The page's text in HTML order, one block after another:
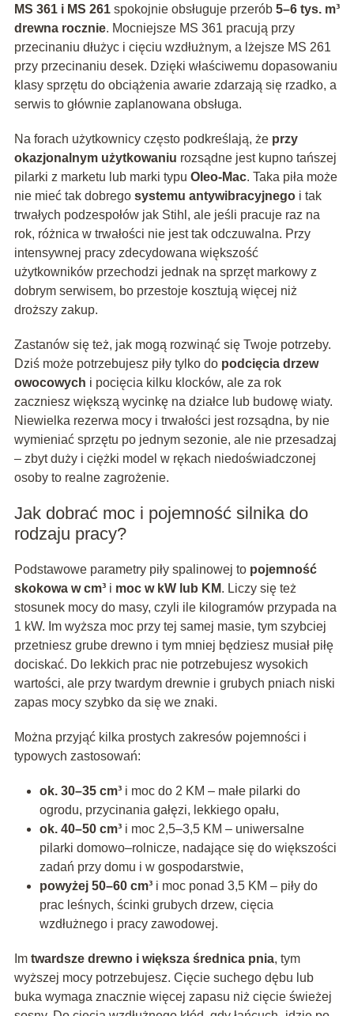
MS 361 i MS 261spokojnie obsługuje przerób 5–6 tys. m³
drewna rocznie. Mocniejsze MS 361 pracują przy
przecinaniu dłużyc i cięciu wzdłużnym, a lżejsze MS 261
przy przecinaniu desek. Dzięki właściwemu dopasowaniu
klasy sprzętu do obciążenia awarie zdarzają się rzadko, a
serwis to głównie zaplanowana obsługa.
Na forach użytkownicy często podkreślają, że przy
okazjonalnym użytkowaniu rozsądne jest kupno tańszej
pilarki z marketu lub marki typu Oleo-Mac. Taka piła może
nie mieć tak dobrego systemu antywibracyjnegoi tak
trwałych podzespołów jak Stihl, ale jeśli pracuje raz na
rok, różnica w trwałości nie jest tak odczuwalna. Przy
intensywnej pracy zdecydowana większość
użytkowników przechodzi jednak na sprzęt markowy z
dobrym serwisem, bo przestoje kosztują więcej niż
droższy zakup.
Zastanów się też, jak mogą rozwinąć się Twoje potrzeby.
Dziś może potrzebujesz piły tylko do podcięcia drzew
owocowych i pocięcia kilku klocków, ale za rok
zaczniesz większą wycinkę na działce lub budowę wiaty.
Niewielka rezerwa mocy i trwałości jest rozsądna, by nie
wymieniać sprzętu po jednym sezonie, ale nie przesadzaj
– zbyt duży i ciężki model w rękach niedoświadczonej
osoby to realne zagrożenie.
Jak dobrać moc i pojemność silnika do
rodzaju pracy?
Podstawowe parametry piły spalinowej to pojemność
skokowa w cm³i moc w kW lub KM. Liczy się też
stosunek mocy do masy, czyli ile kilogramów przypada na
1 kW. Im wyższa moc przy tej samej masie, tym szybciej
przetniesz grube drewno i tym mniej będziesz musiał piłę
dociskać. Do lekkich prac nie potrzebujesz wysokich
wartości, ale przy twardym drewnie i grubych pniach niski
zapas mocy szybko da się we znaki.
Można przyjąć kilka prostych zakresów pojemności i
typowych zastosowań:
ok. 30–35 cm³i moc do 2 KM – małe pilarki do
ogrodu, przycinania gałęzi, lekkiego opału,
ok. 40–50 cm³i moc 2,5–3,5 KM – uniwersalne
pilarki domowo–rolnicze, nadające się do większości
zadań przy domu i w gospodarstwie,
powyżej 50–60 cm³i moc ponad 3,5 KM – piły do
prac leśnych, ścinki grubych drzew, cięcia
wzdłużnego i pracy zawodowej.
Im twardsze drewno i większa średnica pnia, tym
wyższej mocy potrzebujesz. Cięcie suchego dębu lub
buka wymaga znacznie więcej zapasu niż cięcie świeżej